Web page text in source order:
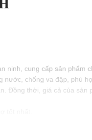
ninh, cung cấp sản phẩm
chống va đập, phù
Đồng thời, giá cả của